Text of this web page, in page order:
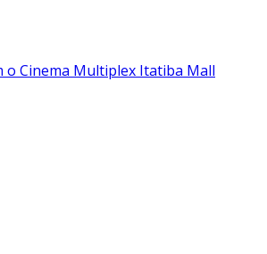
o Cinema Multiplex Itatiba Mall